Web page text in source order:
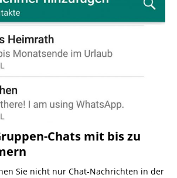
Chats mit bis zu
Sie nicht nur Chat-Nachrichten in der